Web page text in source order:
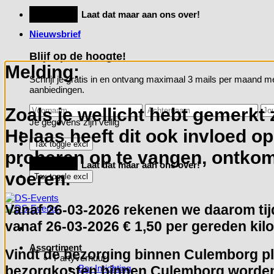
inhoud
Laat dat maar aan ons over!
Nieuwsbrief
Blijf op de hoogte!
Schrijf je gratis in en ontvang maximaal 3 mails per maand
aanbiedingen.
Je gegevens zijn veilig
Laat dat maar aan ons over!
Assortiment
Partyverhuur
Bar Inrichting
Melding:
Zoals je wellicht hebt
Helaas heeft dit ook invloed
proberen op te vangen,
voeren.
Vanaf26-03-2026 rekenen we daarom
vanaf 26-03-2026 € 1,50 per gereden
Vindt de bezorging binnen Culemborg